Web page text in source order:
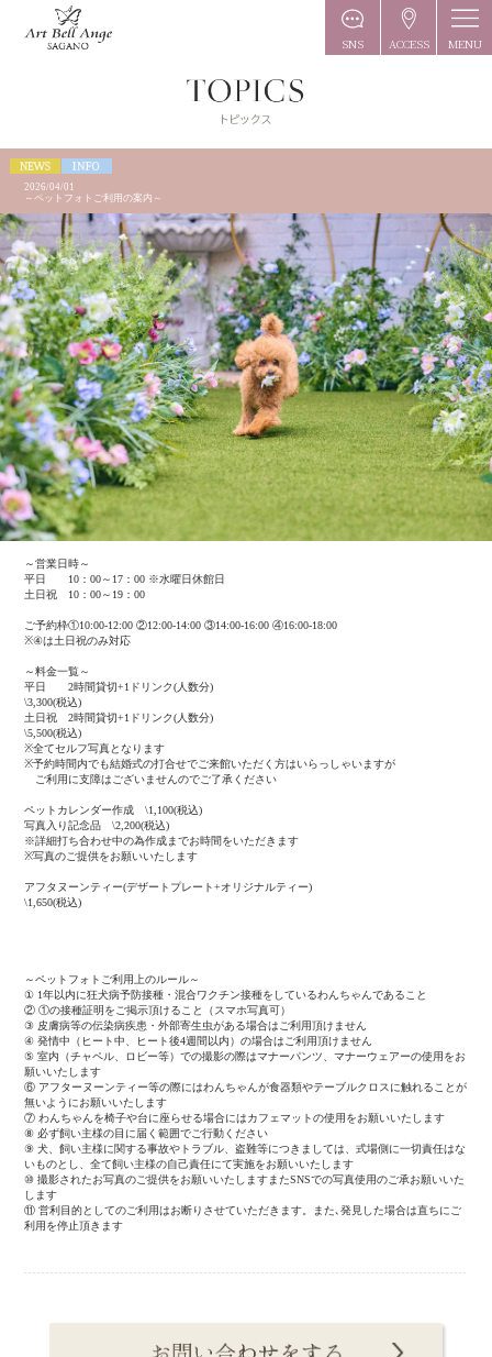
SNS ACCESS MENU
2026/04/01
～ペットフォトご利用の案内～
～営業日時～
平日 10：00～17：00 ※水曜日休館日
土日祝 10：00～19：00
ご予約枠①10:00-12:00 ②12:00-14:00 ③14:00-16:00 ④16:00-18:00
※④は土日祝のみ対応
～料金一覧～
平日 2時間貸切+1ドリンク(人数分)
\3,300(税込)
土日祝 2時間貸切+1ドリンク(人数分)
\5,500(税込)
※全てセルフ写真となります
※予約時間内でも結婚式の打合せでご来館いただく方はいらっしゃいますが
ご利用に支障はございませんのでご了承ください
ペットカレンダー作成 \1,100(税込)
写真入り記念品 \2,200(税込)
※詳細打ち合わせ中の為作成までお時間をいただきます
※写真のご提供をお願いいたします
アフタヌーンティー(デザートプレート+オリジナルティー)
\1,650(税込)
～ペットフォトご利用上のルール～
① 1年以内に狂犬病予防接種・混合ワクチン接種をしているわんちゃんであること
② ①の接種証明をご掲示頂けること（スマホ写真可）
③ 皮膚病等の伝染病疾患・外部寄生虫がある場合はご利用頂けません
④ 発情中（ヒート中、ヒート後4週間以内）の場合はご利用頂けません
⑤ 室内（チャペル、ロビー等）での撮影の際はマナーパンツ、マナーウェアーの使用をお
願いいたします
⑥ アフターヌーンティー等の際にはわんちゃんが食器類やテーブルクロスに触れることが
無いようにお願いいたします
⑦ わんちゃんを椅子や台に座らせる場合にはカフェマットの使用をお願いいたします
⑧ 必ず飼い主様の目に届く範囲でご行動ください
⑨ 犬、飼い主様に関する事故やトラブル、盗難等につきましては、式場側に一切責任はな
いものとし、全て飼い主様の自己責任にて実施をお願いいたします
⑩ 撮影されたお写真のご提供をお願いいたしますまたSNSでの写真使用のご承お願いいた
します
⑪ 営利目的としてのご利用はお断りさせていただきます。また､発見した場合は直ちにご
利用を停止頂きます